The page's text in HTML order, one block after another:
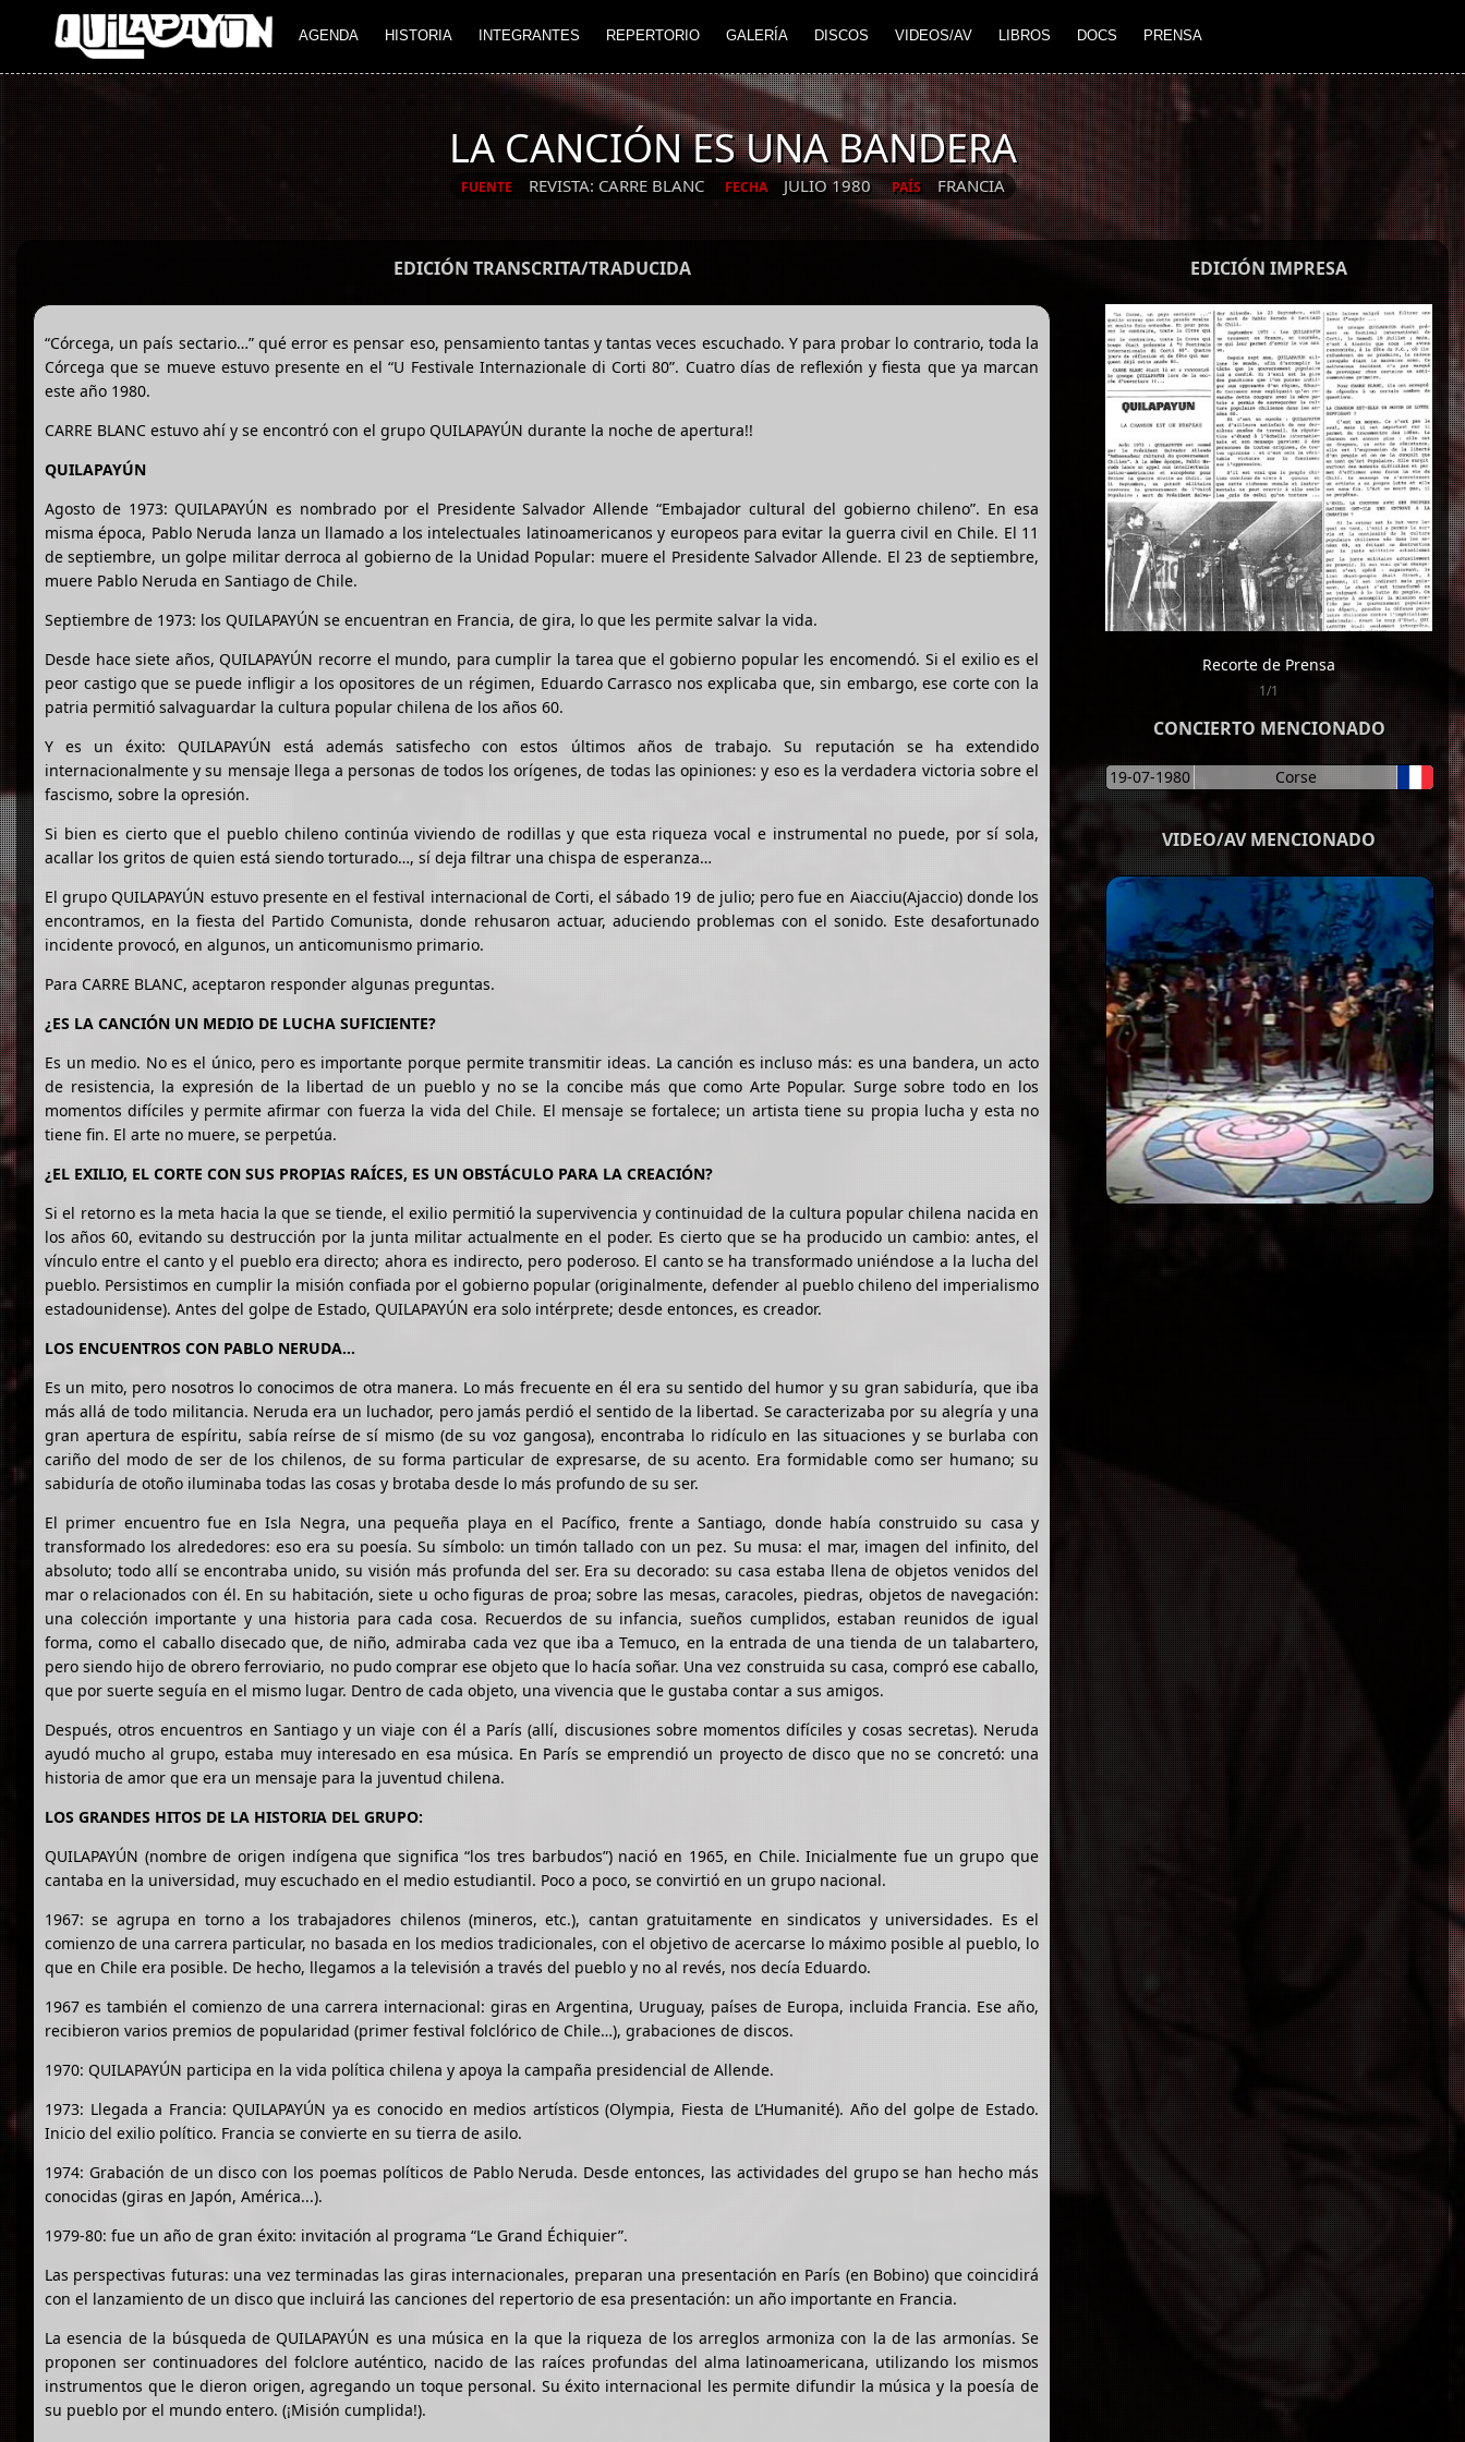
AGENDA HISTORIA INTEGRANTES REPERTORIO GALERÍA DISCOS VIDEOS/AV LIBROS DOCS PRENSA
LA CANCIÓN ES UNA BANDERA
FUENTE REVISTA: CARRE BLANC FECHA JULIO 1980 PAÍS FRANCIA
EDICIÓN TRANSCRITA/TRADUCIDA
“Córcega, un país sectario…” qué error es pensar eso, pensamiento tantas y tantas veces escuchado. Y para probar lo contrario, toda la
Córcega que se mueve estuvo presente en el “U Festivale Internazionale di Corti 80”. Cuatro días de reflexión y fiesta que ya marcan
este año 1980.
CARRE BLANC estuvo ahí y se encontró con el grupo QUILAPAYÚN durante la noche de apertura!!
QUILAPAYÚN
Agosto de 1973: QUILAPAYÚN es nombrado por el Presidente Salvador Allende “Embajador cultural del gobierno chileno”. En esa
misma época, Pablo Neruda lanza un llamado a los intelectuales latinoamericanos y europeos para evitar la guerra civil en Chile. El 11
de septiembre, un golpe militar derroca al gobierno de la Unidad Popular: muere el Presidente Salvador Allende. El 23 de septiembre,
muere Pablo Neruda en Santiago de Chile.
Septiembre de 1973: los QUILAPAYÚN se encuentran en Francia, de gira, lo que les permite salvar la vida.
Desde hace siete años, QUILAPAYÚN recorre el mundo, para cumplir la tarea que el gobierno popular les encomendó. Si el exilio es el
peor castigo que se puede infligir a los opositores de un régimen, Eduardo Carrasco nos explicaba que, sin embargo, ese corte con la
patria permitió salvaguardar la cultura popular chilena de los años 60.
Y es un éxito: QUILAPAYÚN está además satisfecho con estos últimos años de trabajo. Su reputación se ha extendido
internacionalmente y su mensaje llega a personas de todos los orígenes, de todas las opiniones: y eso es la verdadera victoria sobre el
fascismo, sobre la opresión.
Si bien es cierto que el pueblo chileno continúa viviendo de rodillas y que esta riqueza vocal e instrumental no puede, por sí sola,
acallar los gritos de quien está siendo torturado…, sí deja filtrar una chispa de esperanza…
El grupo QUILAPAYÚN estuvo presente en el festival internacional de Corti, el sábado 19 de julio; pero fue en Aiacciu(Ajaccio) donde los
encontramos, en la fiesta del Partido Comunista, donde rehusaron actuar, aduciendo problemas con el sonido. Este desafortunado
incidente provocó, en algunos, un anticomunismo primario.
Para CARRE BLANC, aceptaron responder algunas preguntas.
¿ES LA CANCIÓN UN MEDIO DE LUCHA SUFICIENTE?
Es un medio. No es el único, pero es importante porque permite transmitir ideas. La canción es incluso más: es una bandera, un acto
de resistencia, la expresión de la libertad de un pueblo y no se la concibe más que como Arte Popular. Surge sobre todo en los
momentos difíciles y permite afirmar con fuerza la vida del Chile. El mensaje se fortalece; un artista tiene su propia lucha y esta no
tiene fin. El arte no muere, se perpetúa.
¿EL EXILIO, EL CORTE CON SUS PROPIAS RAÍCES, ES UN OBSTÁCULO PARA LA CREACIÓN?
Si el retorno es la meta hacia la que se tiende, el exilio permitió la supervivencia y continuidad de la cultura popular chilena nacida en
los años 60, evitando su destrucción por la junta militar actualmente en el poder. Es cierto que se ha producido un cambio: antes, el
vínculo entre el canto y el pueblo era directo; ahora es indirecto, pero poderoso. El canto se ha transformado uniéndose a la lucha del
pueblo. Persistimos en cumplir la misión confiada por el gobierno popular (originalmente, defender al pueblo chileno del imperialismo
estadounidense). Antes del golpe de Estado, QUILAPAYÚN era solo intérprete; desde entonces, es creador.
LOS ENCUENTROS CON PABLO NERUDA…
Es un mito, pero nosotros lo conocimos de otra manera. Lo más frecuente en él era su sentido del humor y su gran sabiduría, que iba
más allá de todo militancia. Neruda era un luchador, pero jamás perdió el sentido de la libertad. Se caracterizaba por su alegría y una
gran apertura de espíritu, sabía reírse de sí mismo (de su voz gangosa), encontraba lo ridículo en las situaciones y se burlaba con
cariño del modo de ser de los chilenos, de su forma particular de expresarse, de su acento. Era formidable como ser humano; su
sabiduría de otoño iluminaba todas las cosas y brotaba desde lo más profundo de su ser.
El primer encuentro fue en Isla Negra, una pequeña playa en el Pacífico, frente a Santiago, donde había construido su casa y
transformado los alrededores: eso era su poesía. Su símbolo: un timón tallado con un pez. Su musa: el mar, imagen del infinito, del
absoluto; todo allí se encontraba unido, su visión más profunda del ser. Era su decorado: su casa estaba llena de objetos venidos del
mar o relacionados con él. En su habitación, siete u ocho figuras de proa; sobre las mesas, caracoles, piedras, objetos de navegación:
una colección importante y una historia para cada cosa. Recuerdos de su infancia, sueños cumplidos, estaban reunidos de igual
forma, como el caballo disecado que, de niño, admiraba cada vez que iba a Temuco, en la entrada de una tienda de un talabartero,
pero siendo hijo de obrero ferroviario, no pudo comprar ese objeto que lo hacía soñar. Una vez construida su casa, compró ese caballo,
que por suerte seguía en el mismo lugar. Dentro de cada objeto, una vivencia que le gustaba contar a sus amigos.
Después, otros encuentros en Santiago y un viaje con él a París (allí, discusiones sobre momentos difíciles y cosas secretas). Neruda
ayudó mucho al grupo, estaba muy interesado en esa música. En París se emprendió un proyecto de disco que no se concretó: una
historia de amor que era un mensaje para la juventud chilena.
LOS GRANDES HITOS DE LA HISTORIA DEL GRUPO:
QUILAPAYÚN (nombre de origen indígena que significa “los tres barbudos”) nació en 1965, en Chile. Inicialmente fue un grupo que
cantaba en la universidad, muy escuchado en el medio estudiantil. Poco a poco, se convirtió en un grupo nacional.
1967: se agrupa en torno a los trabajadores chilenos (mineros, etc.), cantan gratuitamente en sindicatos y universidades. Es el
comienzo de una carrera particular, no basada en los medios tradicionales, con el objetivo de acercarse lo máximo posible al pueblo, lo
que en Chile era posible. De hecho, llegamos a la televisión a través del pueblo y no al revés, nos decía Eduardo.
1967 es también el comienzo de una carrera internacional: giras en Argentina, Uruguay, países de Europa, incluida Francia. Ese año,
recibieron varios premios de popularidad (primer festival folclórico de Chile…), grabaciones de discos.
1970: QUILAPAYÚN participa en la vida política chilena y apoya la campaña presidencial de Allende.
1973: Llegada a Francia: QUILAPAYÚN ya es conocido en medios artísticos (Olympia, Fiesta de L’Humanité). Año del golpe de Estado.
Inicio del exilio político. Francia se convierte en su tierra de asilo.
1974: Grabación de un disco con los poemas políticos de Pablo Neruda. Desde entonces, las actividades del grupo se han hecho más
conocidas (giras en Japón, América...).
1979-80: fue un año de gran éxito: invitación al programa “Le Grand Échiquier”.
Las perspectivas futuras: una vez terminadas las giras internacionales, preparan una presentación en París (en Bobino) que coincidirá
con el lanzamiento de un disco que incluirá las canciones del repertorio de esa presentación: un año importante en Francia.
La esencia de la búsqueda de QUILAPAYÚN es una música en la que la riqueza de los arreglos armoniza con la de las armonías. Se
proponen ser continuadores del folclore auténtico, nacido de las raíces profundas del alma latinoamericana, utilizando los mismos
instrumentos que le dieron origen, agregando un toque personal. Su éxito internacional les permite difundir la música y la poesía de
su pueblo por el mundo entero. (¡Misión cumplida!).
EDICIÓN IMPRESA
Recorte de Prensa
1/1
CONCIERTO MENCIONADO
19-07-1980 Corse
VIDEO/AV MENCIONADO